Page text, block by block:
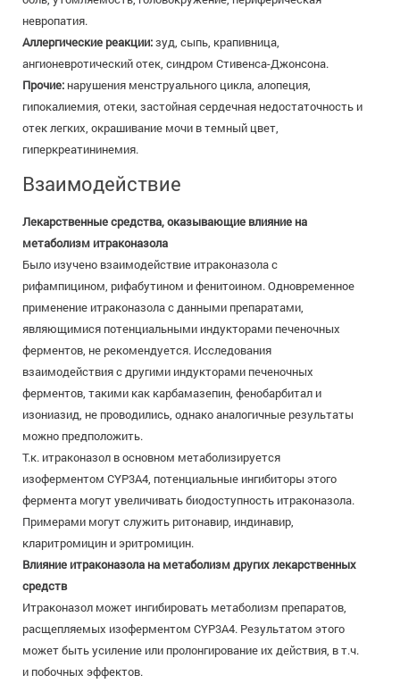
невропатия.
Аллергические реакции:зуд, сыпь, крапивница,
ангионевротический отек, синдром Стивенса-Джонсона.
Прочие: нарушения менструального цикла, алопеция,
гипокалиемия, отеки, застойная сердечная недостаточность и
отек легких, окрашивание мочи в темный цвет,
гиперкреатининемия.
Взаимодействие
Лекарственные средства, оказывающие влияние на
метаболизм итраконазола
Было изучено взаимодействие итраконазола с
рифампицином, рифабутином и фенитоином. Одновременное
применение итраконазола с данными препаратами,
являющимися потенциальными индукторами печеночных
ферментов, не рекомендуется. Исследования
взаимодействия с другими индукторами печеночных
ферментов, такими как карбамазепин, фенобарбитал и
изониазид, не проводились, однако аналогичные результаты
можно предположить.
Т.к. итраконазол в основном метаболизируется
изоферментом CYP3A4, потенциальные ингибиторы этого
фермента могут увеличивать биодоступность итраконазола.
Примерами могут служить ритонавир, индинавир,
кларитромицин и эритромицин.
Влияние итраконазола на метаболизм других лекарственных
средств
Итраконазол может ингибировать метаболизм препаратов,
расщепляемых изоферментом CYP3A4. Результатом этого
может быть усиление или пролонгирование их действия, в т.ч.
и побочных эффектов.